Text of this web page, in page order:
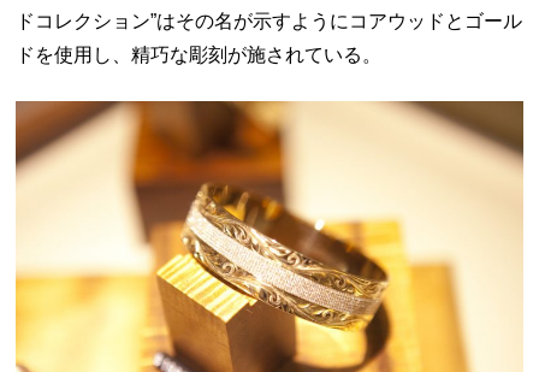
ドコレクション”はその名が示すようにコアウッドとゴール
ドを使用し、精巧な彫刻が施されている。